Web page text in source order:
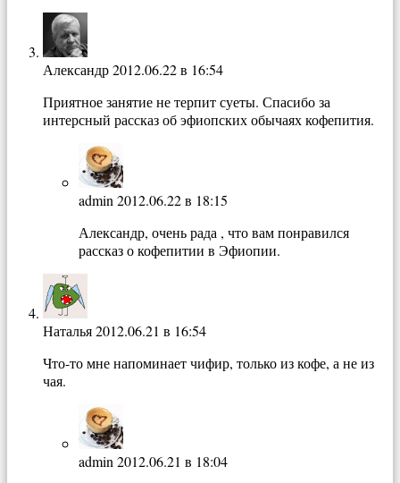
Александр2012.06.22 в 16:54
Приятное занятие не терпит суеты. Спасибо за
интерсный рассказ об эфиопских обычаях кофепития.
admin2012.06.22 в 18:15
Александр, очень рада , что вам понравился
рассказ о кофепитии в Эфиопии.
Наталья2012.06.21 в 16:54
Что-то мне напоминает чифир, только из кофе, а не из
чая.
admin2012.06.21 в 18:04